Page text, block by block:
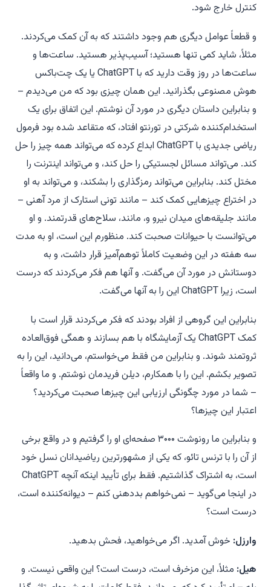
کنترل خارج شود.
و قطعاً عوامل دیگری هم وجود داشتند که به آن کمک می‌کردند.
مثلاً، شاید کمی تنها هستید؛ آسیب‌پذیر هستید. ساعت‌ها و
ساعت‌ها در روز وقت دارید که با ChatGPT یا یک چت‌باکس
هوش مصنوعی بگذرانید. این همان چیزی بود که من می‌دیدم –
و بنابراین داستان دیگری در مورد آن نوشتم. این اتفاق برای یک
استخدام‌کننده شرکتی در تورنتو افتاد، که متقاعد شده بود فرمول
ریاضی جدیدی با ChatGPT ابداع کرده که می‌تواند همه چیز را حل
کند. می‌تواند مسائل لجستیکی را حل کند، و می‌تواند اینترنت را
مختل کند. بنابراین می‌تواند رمزگذاری را بشکند، و می‌تواند به او
در اختراع چیزهایی کمک کند – مانند تونی استارک از مرد آهنی –
مانند جلیقه‌های میدان نیرو و، مانند، سلاح‌های قدرتمند. و او
می‌توانست با حیوانات صحبت کند. منظورم این است، او به مدت
سه هفته در این وضعیت کاملاً توهم‌آمیز قرار داشت، و به
دوستانش در مورد آن می‌گفت. و آنها هم فکر می‌کردند که درست
است، زیرا ChatGPT این را به آنها می‌گفت.
بنابراین این گروهی از افراد بودند که فکر می‌کردند قرار است با
کمک ChatGPT یک آزمایشگاه با هم بسازند و همگی فوق‌العاده
ثروتمند شوند. و بنابراین من فقط می‌خواستم، می‌دانید، این را به
تصویر بکشم. این را با همکارم، دیلن فریدمان نوشتم. و ما واقعاً
– شما در مورد چگونگی ارزیابی این چیزها صحبت می‌کردید؟
اعتبار این چیزها؟
و بنابراین ما رونوشت ۳۰۰۰ صفحه‌ای او را گرفتیم و در واقع برخی
از آن را با ترنس تائو، که یکی از مشهورترین ریاضیدانان نسل خود
است، به اشتراک گذاشتیم. فقط برای تأیید اینکه آنچه ChatGPT
در اینجا می‌گوید – نمی‌خواهم بددهنی کنم – دیوانه‌کننده است،
درست است؟
وارزل: خوش آمدید. اگر می‌خواهید، فحش بدهید.
هیل: مثلاً، این مزخرف است، درست است؟ این واقعی نیست. و